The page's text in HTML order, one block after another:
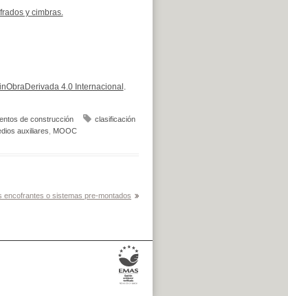
y cimbras.
4.0 Internacional
de construcción
clasificación
auxiliares MOOC
encofrantes o sistemas pre-montados